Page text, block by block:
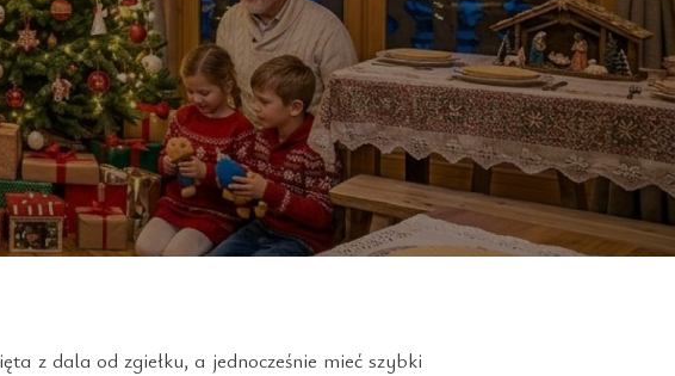
z dala od zgiełku, a jednocześnie mieć szybki